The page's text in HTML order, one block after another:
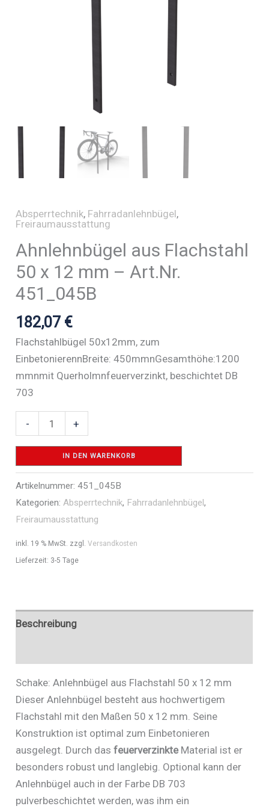
Absperrtechnik, Fahrradanlehnbügel,
Freiraumausstattung
Ahnlehnbügel aus Flachstahl
50 x 12 mm – Art.Nr.
451_045B
182,07 €
Flachstahlbügel 50x12mm, zum
EinbetonierennBreite: 450mmnGesamthöhe:1200
mmnmit Querholmnfeuerverzinkt, beschichtet DB
703
-
Ahnlehnbügel
aus
50
x
12
mm
Art.Nr.
+
IN DEN WARENKORB
Artikelnummer:451_045B
Kategorien:Absperrtechnik, Fahrradanlehnbügel,
Freiraumausstattung
inkl. 19 % MwSt. zzgl.Versandkosten
Lieferzeit: 3-5 Tage
Beschreibung
Schake: Anlehnbügel aus Flachstahl 50 x 12 mm
Dieser Anlehnbügel besteht aus hochwertigem
Flachstahl mit den Maßen 50 x 12 mm. Seine
Konstruktion ist optimal zum Einbetonieren
ausgelegt. Durch dasfeuerverzinkteMaterial ist er
besonders robust und langlebig. Optional kann der
Anlehnbügel auch in der Farbe DB 703
pulverbeschichtet werden, was ihm ein